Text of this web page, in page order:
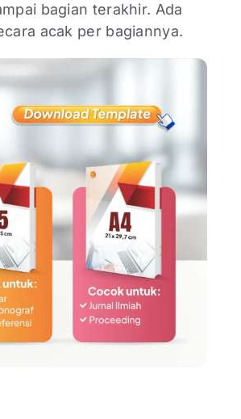
bagian terakhir. Ada
acak per bagiannya.